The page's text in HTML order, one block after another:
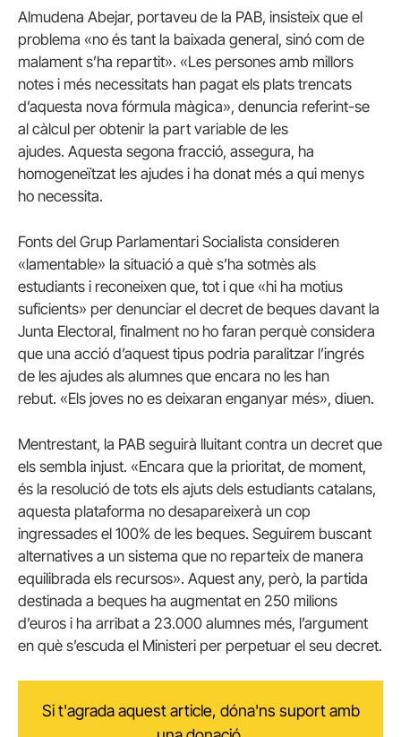
Almudena Abejar, portaveu de la PAB, insisteix que el
problema «no és tant la baixada general, sinó com de
malament s’ha repartit». «Les persones amb millors
notes i més necessitats han pagat els plats trencats
d’aquesta nova fórmula màgica», denuncia referint-se
al càlcul per obtenir la part variable de les
ajudes. Aquesta segona fracció, assegura, ha
homogeneïtzat les ajudes i ha donat més a qui menys
ho necessita.
Fonts del Grup Parlamentari Socialista consideren
«lamentable» la situació a què s’ha sotmès als
estudiants i reconeixen que, tot i que «hi ha motius
suficients» per denunciar el decret de beques davant la
Junta Electoral, finalment no ho faran perquè considera
que una acció d’aquest tipus podria paralitzar l’ingrés
de les ajudes als alumnes que encara no les han
rebut. «Els joves no es deixaran enganyar més», diuen.
Mentrestant, la PAB seguirà lluitant contra un decret que
els sembla injust. «Encara que la prioritat, de moment,
és la resolució de tots els ajuts dels estudiants catalans,
aquesta plataforma no desapareixerà un cop
ingressades el 100% de les beques. Seguirem buscant
alternatives a un sistema que no reparteix de manera
equilibrada els recursos». Aquest any, però, la partida
destinada a beques ha augmentat en 250 milions
d’euros i ha arribat a 23.000 alumnes més, l’argument
en què s’escuda el Ministeri per perpetuar el seu decret.
Si t'agrada aquest article, dóna'ns suport amb